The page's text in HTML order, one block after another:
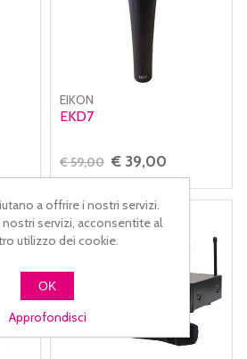
EIKON
EKD7
€ 59,00 € 39,00
17%
a offrire i nostri servizi.
servizi, acconsentite al
utilizzo dei cookie.
OK
Approfondisci